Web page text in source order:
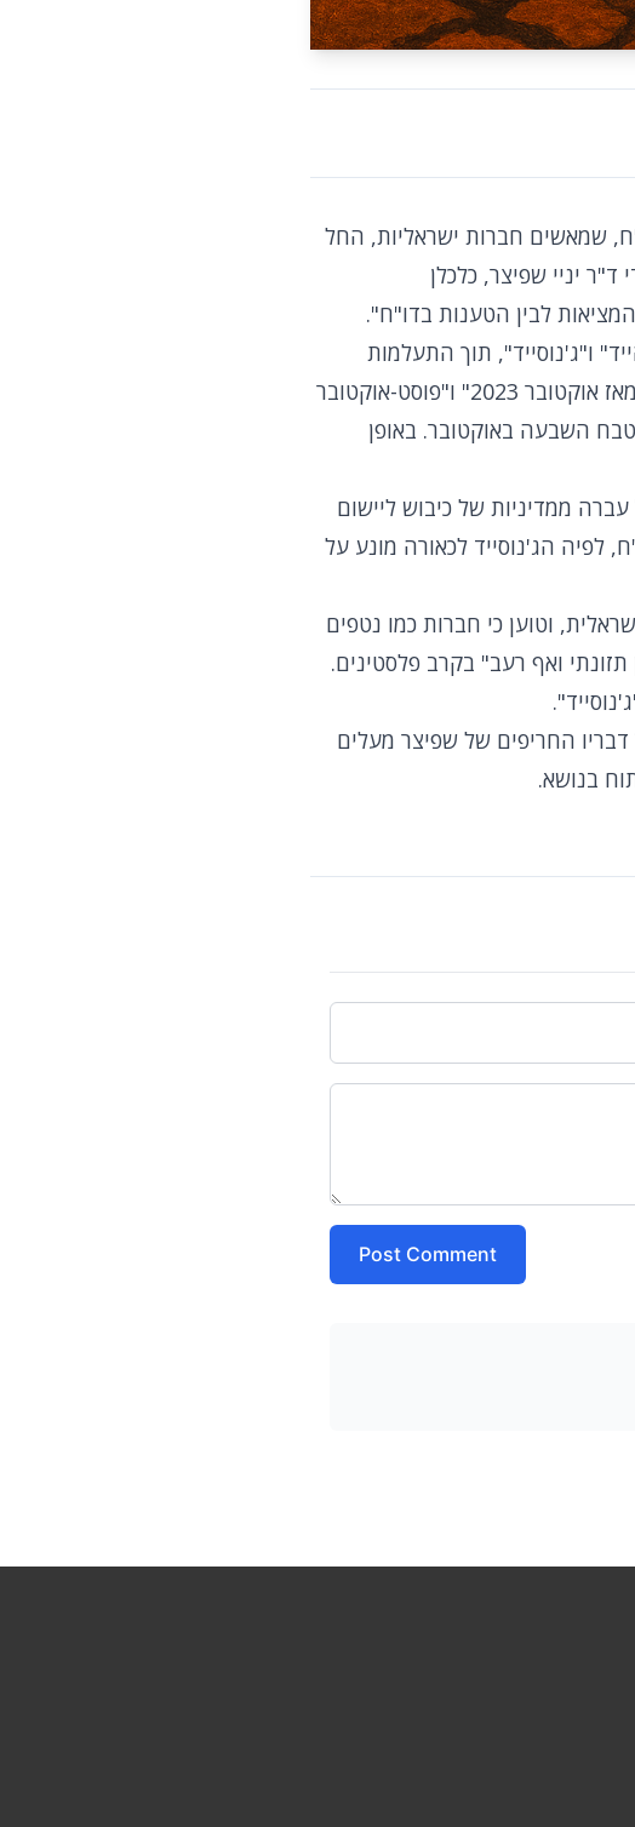
שמאשים חברות ישראליות, החל
יניי שפיצר, כלכלן
לבין הטענות בדו"ח".
ו"ג'נוסייד", תוך התעלמות
מוחלטת מהקשר האירועים. הוא מציין כי הדו"ח מזכיר שוב ושוב את התקופה "מאז אוקטובר 2023" ו"פוסט-אוקטובר
טבח השבעה באוקטובר. באופן
ב-7 באוקטובר הוא שישראל עברה ממדיניות של כיבוש ליישום
לפיה הג'נוסייד לכאורה מונע על
וטוען כי חברות כמו נטפים
ואף רעב" בקרב פלסטינים.
דבריו החריפים של שפיצר מעלים
בנושא.
Post Comment